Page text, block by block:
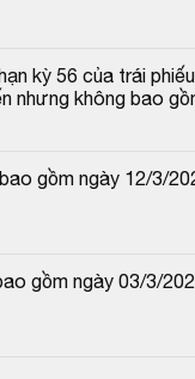
kỳ 56 của trái
nhưng không bao
gồm ngày 12/3/
gồm ngày 03/3/